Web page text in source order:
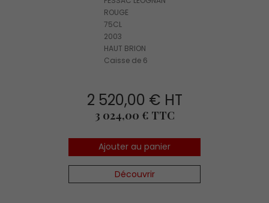
ROUGE
75CL
2003
HAUT BRION
Caisse de 6
2 520,00 € HT
Prix
3 024,00 € TTC
Ajouter au panier
Découvrir